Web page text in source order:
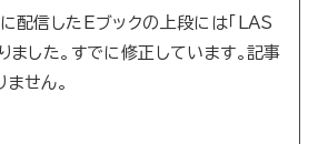
信したEブックの上段には「LAS
ました。すでに修正しています。記事
せん。